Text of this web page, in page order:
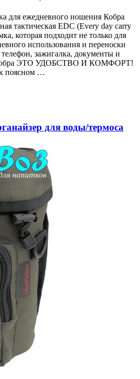
для ежедневного ношения Кобра
тактическая EDC (Every day carry
которая подходит не только для
использования и переноски
зажигалка, документы и
Кобра ЭТО УДОБСТВО И КОМФОРТ!
поясном …
для воды/термоса